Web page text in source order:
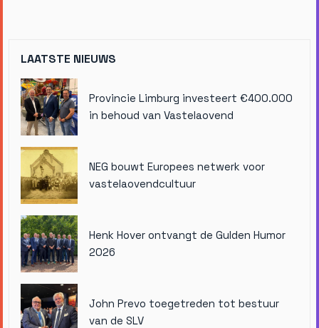
LAATSTE NIEUWS
Provincie Limburg investeert €400.000
in behoud van Vastelaovend
NEG bouwt Europees netwerk voor
vastelaovendcultuur
Henk Hover ontvangt de Gulden Humor
2026
John Prevo toegetreden tot bestuur
van de SLV